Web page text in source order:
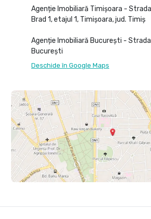
Agenție Imobiliară Timișoara -
Brad 1, etajul 1, Timișoara, jud. Timiș
Agenție Imobiliară București -
București
Deschide în Google Maps